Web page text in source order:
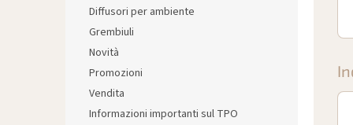
Diffusori per ambiente
Grembiuli
Novità
Promozioni
Vendita
Informazioni importanti sul TPO